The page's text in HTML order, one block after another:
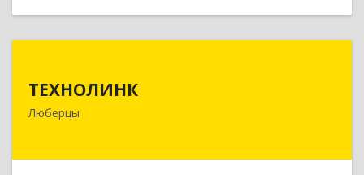
ТЕХНОЛИНК
Люберцы